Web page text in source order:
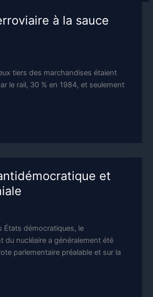
à la sauce
tiers des marchandises étaient
le rail, 30 % en 1984, et seulement
et
États démocratiques, le
du nucléaire a généralement été
parlementaire préalable et sur la